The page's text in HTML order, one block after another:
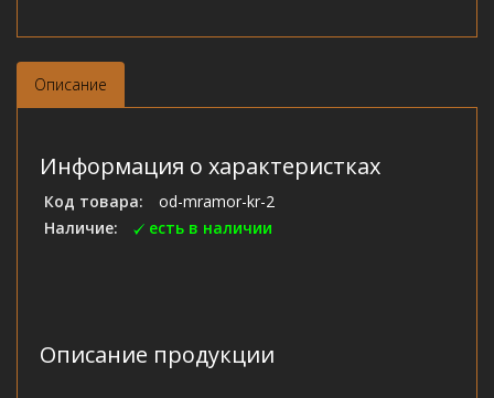
Описание
Информация о характеристках
Код товара:
od-mramor-kr-2
Наличие:
есть в наличии
Описание продукции